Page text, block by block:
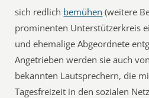
sich redlich bemühen (weitere
prominenten Unterstützerkreis
und ehemalige Abgeordnete
Angetrieben werden sie auch
bekannten Lautsprechern, die
Tagesfreizeit in den sozialen